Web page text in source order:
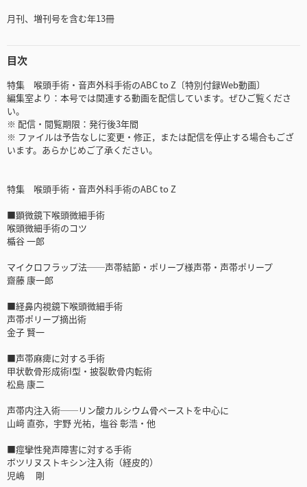
月刊、増刊号を含む年13冊
目次
特集 喉頭手術・音声外科手術のABC to Z〔特別付録Web動画〕
編集室より：本号では関連する動画を配信しています。ぜひご覧くださ
い。
※ 配信・閲覧期限：発行後3年間
※ ファイルは予告なしに変更・修正，または配信を停止する場合もござ
います。あらかじめご了承ください。
特集 喉頭手術・音声外科手術のABC to Z
■顕微鏡下喉頭微細手術
喉頭微細手術のコツ
楯谷 一郎
マイクロフラップ法──声帯結節・ポリープ様声帯・声帯ポリープ
齋藤 康一郎
■経鼻内視鏡下喉頭微細手術
声帯ポリープ摘出術
金子 賢一
■声帯麻痺に対する手術
甲状軟骨形成術I型・披裂軟骨内転術
松島 康二
声帯内注入術──リン酸カルシウム骨ペーストを中心に
山﨑 直弥，宇野 光祐，塩谷 彰浩・他
■痙攣性発声障害に対する手術
ボツリヌストキシン注入術（経皮的）
児嶋 剛